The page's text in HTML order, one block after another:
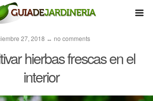
27, 2018 ↔ no comments
hierbas frescas en el
interior